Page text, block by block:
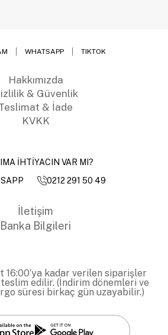
WHATSAPP TIKTOK
Hakkımızda
& Güvenlik
& İade
KVKK
İHTİYACIN VAR MI?
0212 291 50 49
İletişim
Banka Bilgileri
16:00’ya kadar verilen siparişler
edilir. (İndirim dönemleri ve
süresi birkaç gün uzayabilir.)